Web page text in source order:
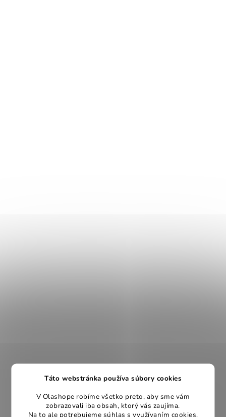
Táto webstránka používa súbory cookies
V Olashope robíme všetko preto, aby sme vám
zobrazovali iba obsah, ktorý vás zaujíma.
Na to ale potrebujeme súhlas s využívaním cookies.